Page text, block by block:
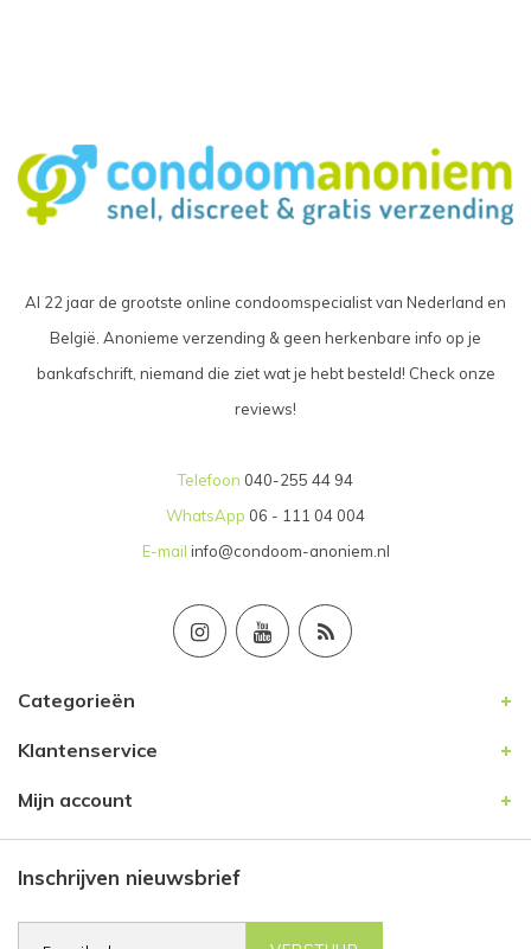
Al 22 jaar de grootste online condoomspecialist van Nederland en
België. Anonieme verzending & geen herkenbare info op je
bankafschrift, niemand die ziet wat je hebt besteld! Check onze
reviews!
Telefoon 040-255 44 94
WhatsApp 06 - 111 04 004
E-mail info@condoom-anoniem.nl
Categorieën
Klantenservice
Mijn account
Inschrijven nieuwsbrief